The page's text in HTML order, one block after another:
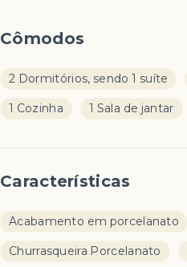
Cômodos
2 Dormitórios, sendo 1 suíte
1 Cozinha 1 Sala de jantar
Características
Acabamento em porcelanato
Churrasqueira Porcelanato